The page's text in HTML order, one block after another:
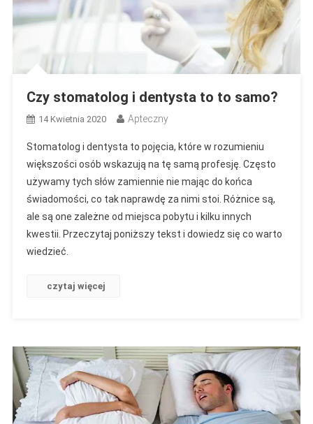
Czy stomatolog i dentysta to to samo?
14 Kwietnia 2020 Apteczny
Stomatolog i dentysta to pojęcia, które w rozumieniu
większości osób wskazują na tę samą profesję. Często
używamy tych słów zamiennie nie mając do końca
świadomości, co tak naprawdę za nimi stoi. Różnice są,
ale są one zależne od miejsca pobytu i kilku innych
kwestii. Przeczytaj poniższy tekst i dowiedz się co warto
wiedzieć.
czytaj więcej